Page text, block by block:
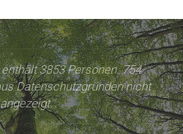
3853 Personen. 754
Datenschutzgründen nicht
angezeigt.